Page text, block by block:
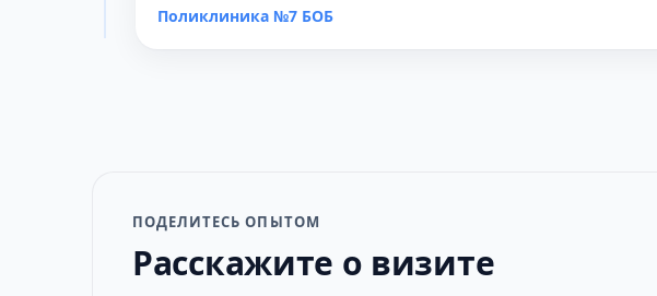
Поликлиника №7 БОБ
ПОДЕЛИТЕСЬ ОПЫТОМ
Расскажите о визите